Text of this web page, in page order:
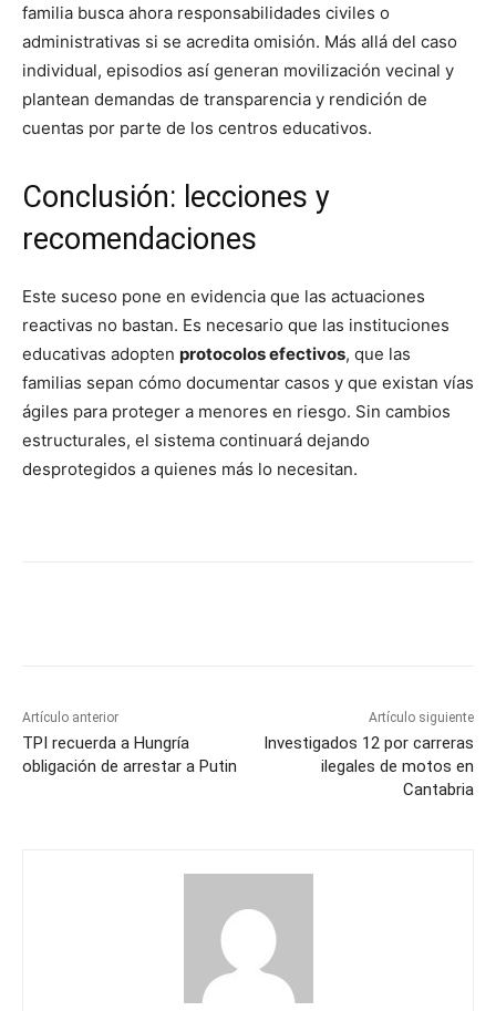
familia busca ahora responsabilidades civiles o
administrativas si se acredita omisión. Más allá del caso
individual, episodios así generan movilización vecinal y
plantean demandas de transparencia y rendición de
cuentas por parte de los centros educativos.
Conclusión: lecciones y
recomendaciones
Este suceso pone en evidencia que las actuaciones
reactivas no bastan. Es necesario que las instituciones
educativas adopten protocolos efectivos, que las
familias sepan cómo documentar casos y que existan vías
ágiles para proteger a menores en riesgo. Sin cambios
estructurales, el sistema continuará dejando
desprotegidos a quienes más lo necesitan.
Artículo anterior
TPI recuerda a Hungría
obligación de arrestar a Putin
Artículo siguiente
Investigados 12 por carreras
ilegales de motos en
Cantabria